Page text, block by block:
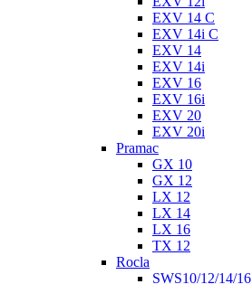
EXV 14 C
EXV 14i C
EXV 14
EXV 14i
EXV 16
EXV 16i
EXV 20
EXV 20i
Pramac
GX 10
GX 12
LX 12
LX 14
LX 16
TX 12
Rocla
SWS10/12/14/16